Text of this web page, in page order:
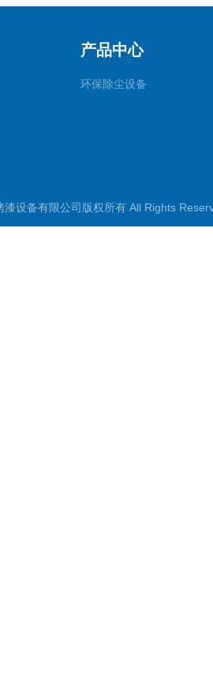
产品中心
环保除尘设备
漆设备有限公司版权所有 All Rights